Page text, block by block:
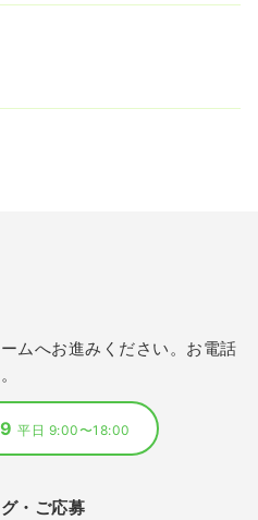
ムへお進みください。お電話
平日 9:00〜18:00
・ご応募